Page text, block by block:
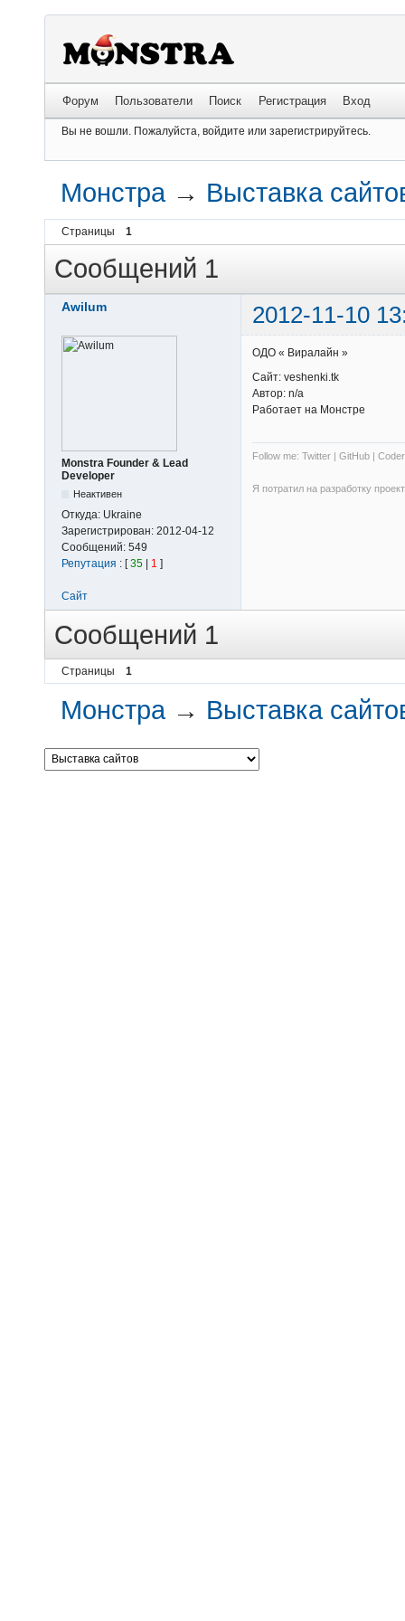
Форум Пользователи Поиск Регистрация Вход
Вы не вошли. Пожалуйста, войдите или зарегистрируйтесь.
Монстра → Выставка
Страницы 1
Сообщений 1
Awilum 2012-11-10
Monstra Founder & Lead
Developer
Неактивен
Откуда: Ukraine
Зарегистрирован: 2012-04-12
Сообщений: 549
Репутация : [35 1 ]
ОДО « Виралайн »
Сайт: veshenki.tk
Автор: n/a
Работает на Монстре
Follow me: Twitter | GitHub |
Я потратил на разработку
Сайт
Сообщений 1
Страницы 1
Монстра → Выставка